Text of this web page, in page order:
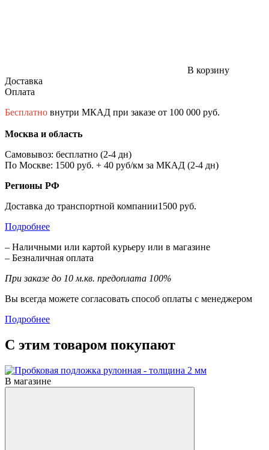
В корзину
Доставка
Оплата
Бесплатно внутри МКАД при заказе от 100 000 руб.
Москва и область
Самовывоз: бесплатно (2-4 дн)
По Москве: 1500 руб. + 40 руб/км за МКАД (2-4 дн)
Регионы РФ
Доставка до транспортной компании1500 руб.
Подробнее
– Наличными или картой курьеру или в магазине
– Безналичная оплата
При заказе до 10 м.кв. предоплата 100%
Вы всегда можете согласовать способ оплаты с менеджером
Подробнее
С этим товаром покупают
В магазине